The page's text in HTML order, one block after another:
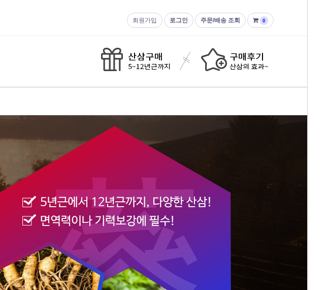
회원가입 로그인 주문/배송 조회 0